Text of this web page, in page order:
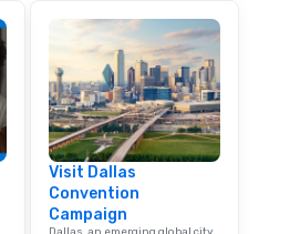
Visit Dallas
Convention
Campaign